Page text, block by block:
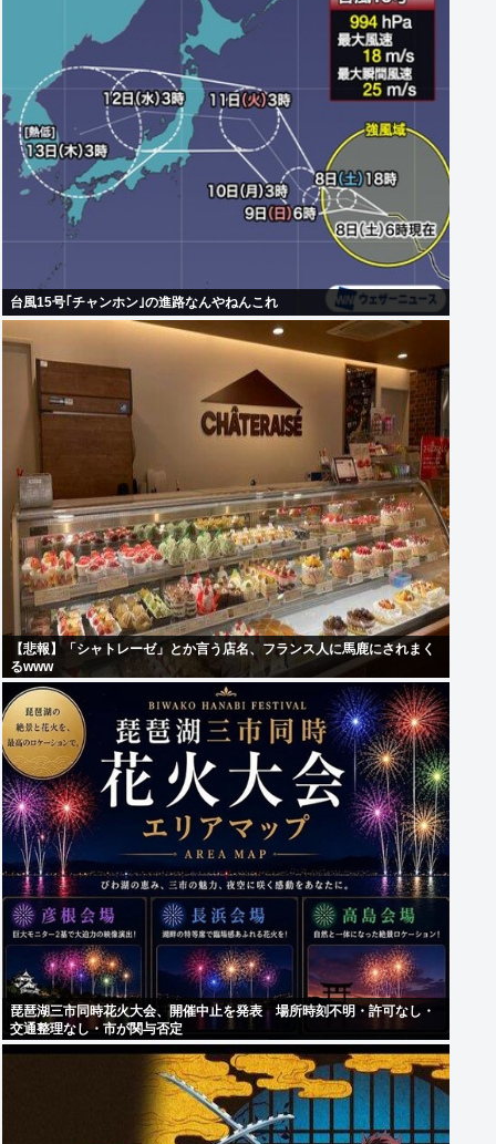
台風15号｢チャンホン｣の進路なんやねんこれ
【悲報】「シャトレーゼ」とか言う店名、フランス人に馬鹿にされまく
るwww
琵琶湖三市同時花火大会、開催中止を発表 場所時刻不明・許可なし・
交通整理なし・市が関与否定